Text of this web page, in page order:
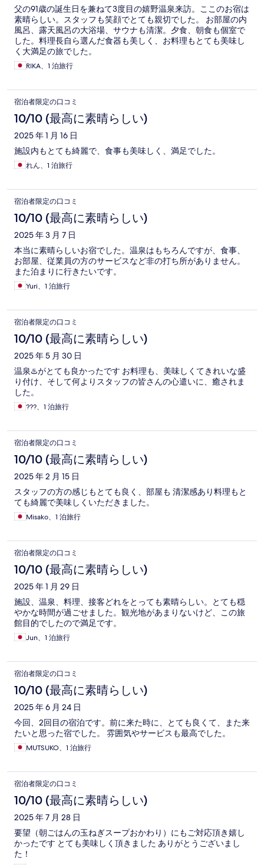
父の91歳の誕生日を兼ねて3度目の嬉野温泉来訪。ここのお宿は
素晴らしい。スタッフも笑顔でとても親切でした。 お部屋の内
風呂、露天風呂の大浴場、サウナも清潔。夕食、朝食も個室で
した。料理長自ら選んだ食器も美しく、お料理もとても美味し
く大満足の旅でした。
RIKA、1 泊旅行
宿泊者限定の口コミ
10/10 (最高に素晴らしい)
2025 年 1 月 16 日
施設内もとても綺麗で、食事も美味しく、満足でした。
れん、1 泊旅行
宿泊者限定の口コミ
10/10 (最高に素晴らしい)
2025 年 3 月 7 日
本当に素晴らしいお宿でした。温泉はもちろんですが、食事、
お部屋、従業員の方のサービスなど非の打ち所がありません。
また泊まりに行きたいです。
Yuri、1 泊旅行
宿泊者限定の口コミ
10/10 (最高に素晴らしい)
2025 年 5 月 30 日
温泉♨️がとても良かったです お料理も、美味しくてきれいな盛
り付け、そして何よりスタッフの皆さんの心遣いに、癒されま
した。
???、1 泊旅行
宿泊者限定の口コミ
10/10 (最高に素晴らしい)
2025 年 2 月 15 日
スタッフの方の感じもとても良く、部屋も 清潔感あり料理もと
ても綺麗で美味しくいただきました。
Misako、1 泊旅行
宿泊者限定の口コミ
10/10 (最高に素晴らしい)
2025 年 1 月 29 日
施設、温泉、料理、接客どれをとっても素晴らしい。とても穏
やかな時間が過ごせました。観光地があまりないけど、この旅
館目的でしたので満足です。
Jun、1 泊旅行
宿泊者限定の口コミ
10/10 (最高に素晴らしい)
2025 年 6 月 24 日
今回、2回目の宿泊です。前に来た時に、とても良くて、また来
たいと思った宿でした。 雰囲気やサービスも最高でした。
MUTSUKO、1 泊旅行
宿泊者限定の口コミ
10/10 (最高に素晴らしい)
2025 年 7 月 28 日
要望（朝ごはんの玉ねぎスープおかわり）にもご対応頂き嬉し
かったです とても美味しく頂きました ありがとうございまし
た！